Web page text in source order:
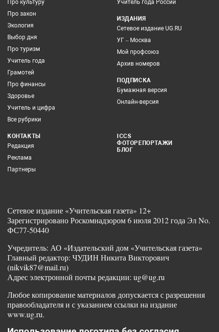
Про культуру
Про закон
Экология
Выбор дня
Про туризм
Учитель года
Грамотей
Про финансы
Здоровье
Учитель и цифра
Все рубрики
Учитель года России
ИЗДАНИЯ
Сетевое издание UG.RU
УГ – Москва
Мой профсоюз
Архив номеров
ПОДПИСКА
Бумажная версия
Онлайн-версия
КОНТАКТЫ
Редакция
Реклама
Партнеры
ICCS
ФОТОРЕПОРТАЖИ
БЛОГ
Сетевое издание «Учительская газета» 12+
Зарегистрировано Роскомнадзором 6 июля 2012 года Эл No.
ФС77-50440
Учредитель: АО «Издательский дом «Учительская газета»
Главный редактор: ЧУДИН Никита Викторович
(nikvik87@mail.ru)
Адрес электронной почты редакции: ug@ug.ru
Любое копирование материалов допускается с разрешения
правообладателя и с указанием ссылки на издание
www.ug.ru.